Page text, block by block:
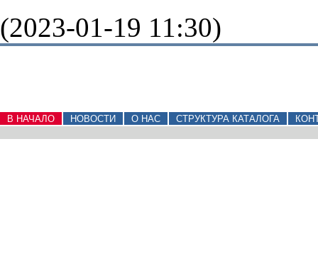
(2023-01-19 11:30)
В НАЧАЛО НОВОСТИ О НАС СТРУКТУРА КАТАЛОГА